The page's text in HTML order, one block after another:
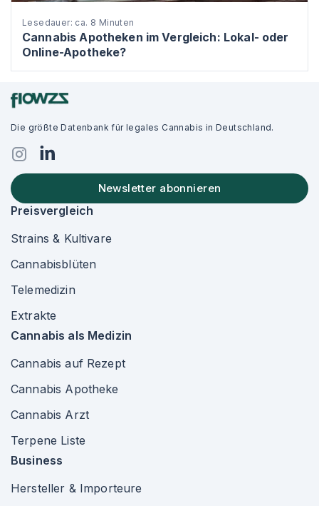
Lesedauer: ca. 8 Minuten
Cannabis Apotheken im Vergleich: Lokal- oder
Online-Apotheke?
Die größte Datenbank für legales Cannabis in Deutschland.
Newsletter abonnieren
Preisvergleich
Strains & Kultivare
Cannabisblüten
Telemedizin
Extrakte
Cannabis als Medizin
Cannabis auf Rezept
Cannabis Apotheke
Cannabis Arzt
Terpene Liste
Business
Hersteller & Importeure